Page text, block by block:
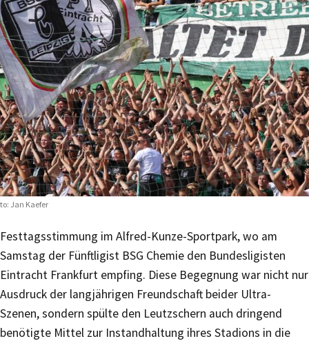
Jan Kaefer
Festtagsstimmung im Alfred-Kunze-Sportpark, wo am
Samstag der Fünftligist BSG Chemie den Bundesligisten
Eintracht Frankfurt empfing. Diese Begegnung war nicht nur
Ausdruck der langjährigen Freundschaft beider Ultra-
Szenen, sondern spülte den Leutzschern auch dringend
benötigte Mittel zur Instandhaltung ihres Stadions in die